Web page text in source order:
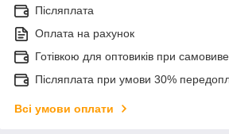
Післяплата
Оплата на рахунок
Готівкою для оптовиків при
Післяплата при умови 30%
Всі умови оплати